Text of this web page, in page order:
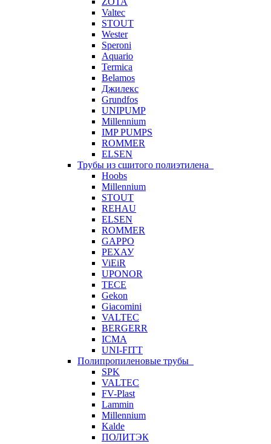
Valtec
STOUT
Wester
Speroni
Aquario
Termica
Belamos
Джилекс
Grundfos
UNIPUMP
Millennium
IMP PUMPS
ROMMER
ELSEN
Трубы из сшитого полиэтилена
Hoobs
Millennium
STOUT
REHAU
ELSEN
ROMMER
GAPPO
РЕХАУ
ViEiR
UPONOR
TECE
Gekon
Giacomini
VALTEC
BERGERR
ICMA
UNI-FITT
Полипропиленовые трубы
SPK
VALTEC
FV-Plast
Lammin
Millennium
Kalde
ПОЛИТЭК